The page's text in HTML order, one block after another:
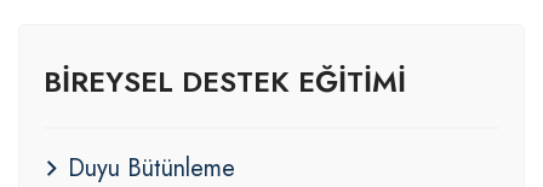
BIREYSEL DESTEK EĞITIMI
Duyu Bütünleme